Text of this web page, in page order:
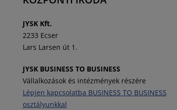
JYSK Kft.
2233 Ecser
Lars Larsen út 1.
JYSK BUSINESS TO BUSINESS
Vállalkozások és intézmények részére
Lépjen kapcsolatba BUSINESS TO BUSINESS
osztályunkkal